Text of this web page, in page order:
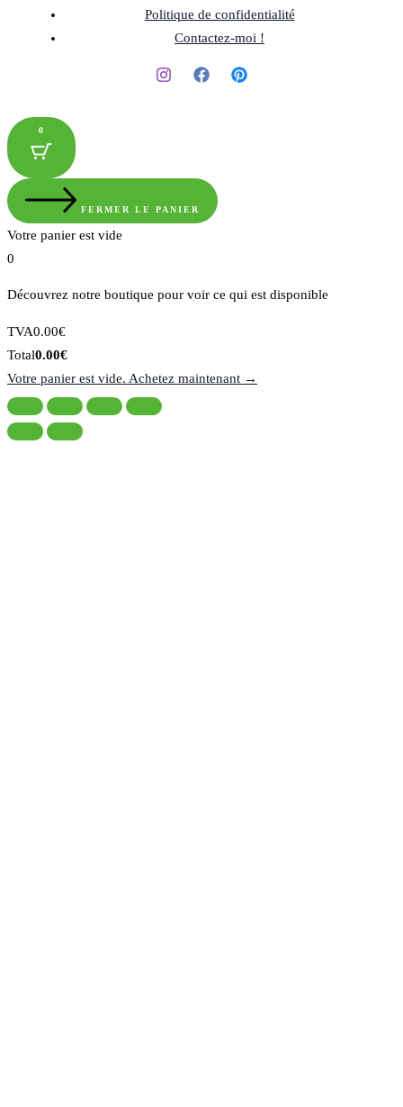
Politique de confidentialité
Contactez-moi !
0
FERMER LE PANIER
Votre panier est vide
0
Découvrez notre boutique pour voir ce qui est disponible
Montant
de
la
taxe:
TVA0.00€
Total
du
panier:
Total0.00€
Votre panier est vide. Achetez maintenant →